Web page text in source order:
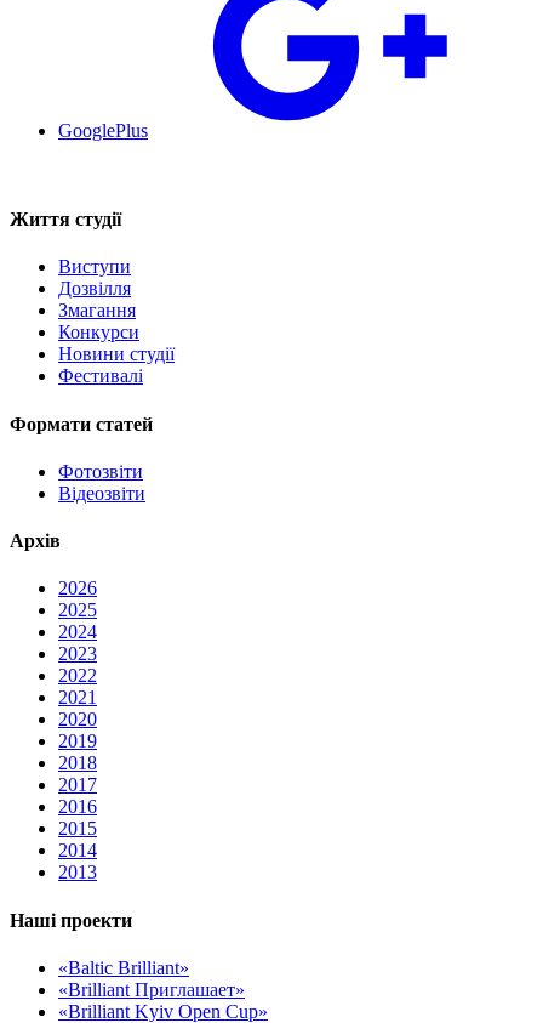
GooglePlus
Життя студії
Виступи
Дозвілля
Змагання
Конкурси
Новини студії
Фестивалі
Формати статей
Фотозвіти
Відеозвіти
Архів
2026
2025
2024
2023
2022
2021
2020
2019
2018
2017
2016
2015
2014
2013
Наші проекти
«Baltic Brilliant»
«Brilliant Приглашает»
«Brilliant Kyiv Open Cup»